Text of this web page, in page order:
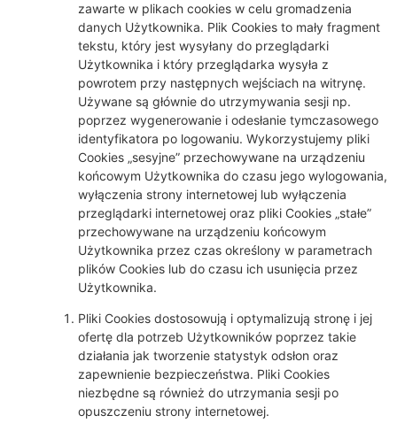
zawarte w plikach cookies w celu gromadzenia
danych Użytkownika. Plik Cookies to mały fragment
tekstu, który jest wysyłany do przeglądarki
Użytkownika i który przeglądarka wysyła z
powrotem przy następnych wejściach na witrynę.
Używane są głównie do utrzymywania sesji np.
poprzez wygenerowanie i odesłanie tymczasowego
identyfikatora po logowaniu. Wykorzystujemy pliki
Cookies „sesyjne” przechowywane na urządzeniu
końcowym Użytkownika do czasu jego wylogowania,
wyłączenia strony internetowej lub wyłączenia
przeglądarki internetowej oraz pliki Cookies „stałe”
przechowywane na urządzeniu końcowym
Użytkownika przez czas określony w parametrach
plików Cookies lub do czasu ich usunięcia przez
Użytkownika.
Pliki Cookies dostosowują i optymalizują stronę i jej
ofertę dla potrzeb Użytkowników poprzez takie
działania jak tworzenie statystyk odsłon oraz
zapewnienie bezpieczeństwa. Pliki Cookies
niezbędne są również do utrzymania sesji po
opuszczeniu strony internetowej.